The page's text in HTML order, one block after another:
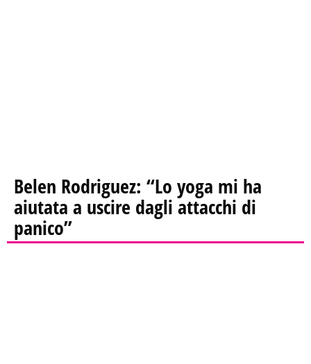
Belen Rodriguez: “Lo yoga mi ha
aiutata a uscire dagli attacchi di
panico”